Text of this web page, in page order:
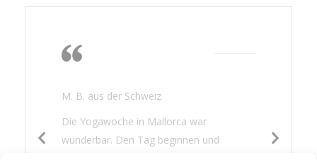
M. B. aus der Schweiz
Die Yogawoche in Mallorca war
wunderbar. Den Tag beginnen und